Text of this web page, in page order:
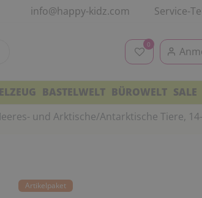
info@happy-kidz.com Service-
0
BASTELWELT BÜROWELT SALE
und Arktische/Antarktische Tiere,
Artikelpaket